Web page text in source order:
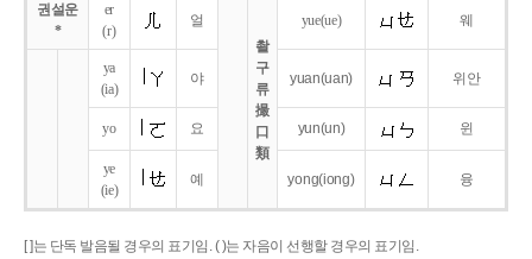
권설운
*
er
(r)
얼
촬
구
류
撮
口
類
yue(ue) 웨
ya
(ia)
야 yuan(uan) 위안
yo 요 yun(un) 윈
ye
(ie)
예 yong(iong) 융
[ ]는 단독 발음될 경우의 표기임. ( )는 자음이 선행할 경우의 표기임.